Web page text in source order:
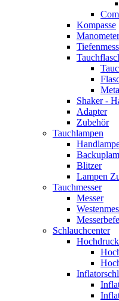
Kompasse
Shaker -
Adapter
Zubehör
Tauchlampen
Blitzer
Lampen
Tauchmesser
Messer
Schlauchcenter